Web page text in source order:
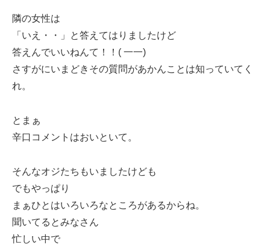
隣の女性は
「いえ・・」と答えてはりましたけど
答えんでいいねんて！！( 一一)
さすがにいまどきその質問があかんことは知っていてく
れ。
とまぁ
辛口コメントはおいといて。
そんなオジたちもいましたけども
でもやっぱり
まぁひとはいろいろなところがあるからね。
聞いてるとみなさん
忙しい中で